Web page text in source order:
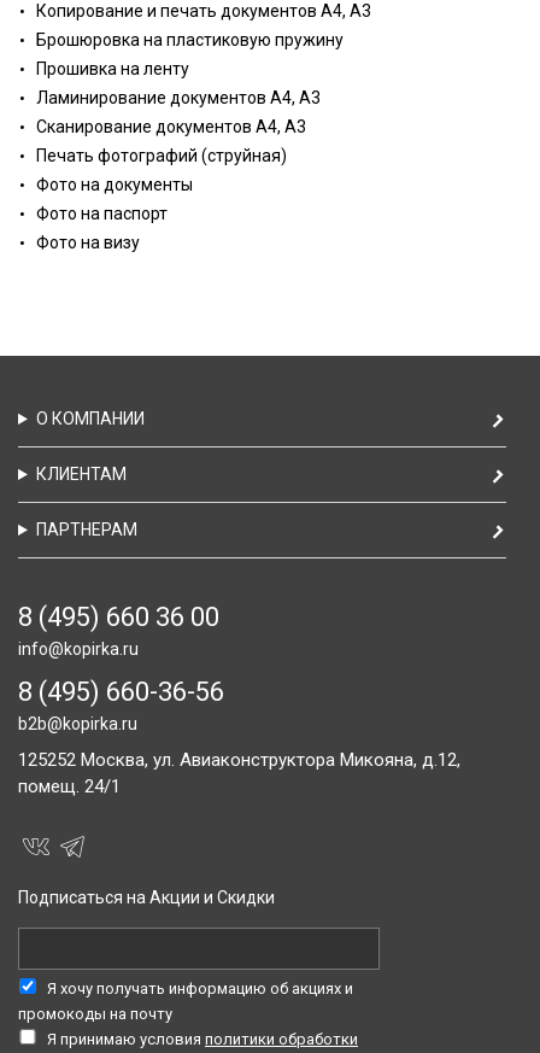
Копирование и печать документов А4, А3
Брошюровка на пластиковую пружину
Прошивка на ленту
Ламинирование документов А4, А3
Сканирование документов А4, А3
Печать фотографий (струйная)
Фото на документы
Фото на паспорт
Фото на визу
О КОМПАНИИ
КЛИЕНТАМ
ПАРТНЕРАМ
8 (495) 660 36 00
info@kopirka.ru
8 (495) 660-36-56
b2b@kopirka.ru
125252 Москва, ул. Авиаконструктора Микояна, д.12,
помещ. 24/1
Подписаться на Акции и Скидки
Я хочу получать информацию об акциях и
промокоды на почту
Я принимаю условия политики обработки